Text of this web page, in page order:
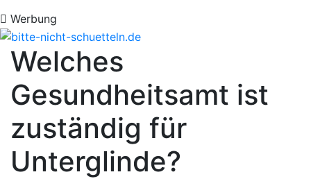
Werbung
Welches
Gesundheitsamt ist
zuständig für
Unterglinde?